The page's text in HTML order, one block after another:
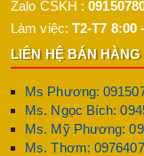
Zalo CSKH :
Làm việc: T2-T7 8:00
LIÊN HỆ BÁN HÀNG
Ms Phương:
Ms. Ngọc Bích:
Ms. Mỹ Phương:
Ms. Thơm: